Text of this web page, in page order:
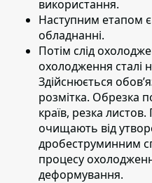
використання.
Наступним етапом
обладнанні.
Потім слід
охолодження сталі
Здійснюється
розмітка. Обрезка
країв, резка листов.
очищають від
дробеструминним
процесу
деформування.